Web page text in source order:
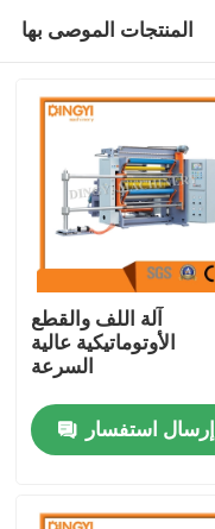
المنتجات الموصى بها
آلة اللف والقطع
الأوتوماتيكية عالية
السرعة
إرسال استفسار